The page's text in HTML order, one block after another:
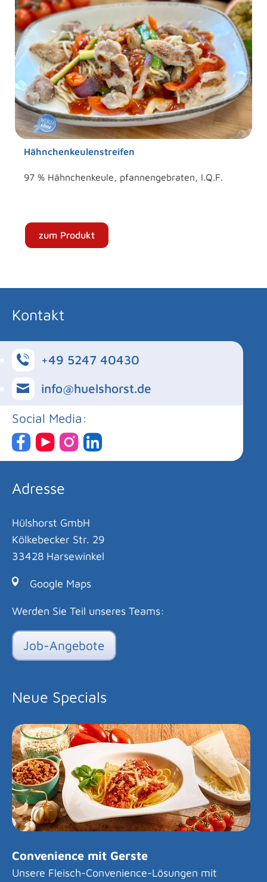
Hähnchenkeulenstreifen
97 % Hähnchenkeule, pfannengebraten, I.Q.F.
zum Produkt
Kontakt
+49 5247 40430
info@huelshorst.de
Social Media:
Adresse
Hülshorst GmbH
Kölkebecker Str. 29
33428 Harsewinkel
Google Maps
Werden Sie Teil unseres Teams:
Job-Angebote
Neue Specials
Convenience mit Gerste
Unsere Fleisch-Convenience-Lösungen mit